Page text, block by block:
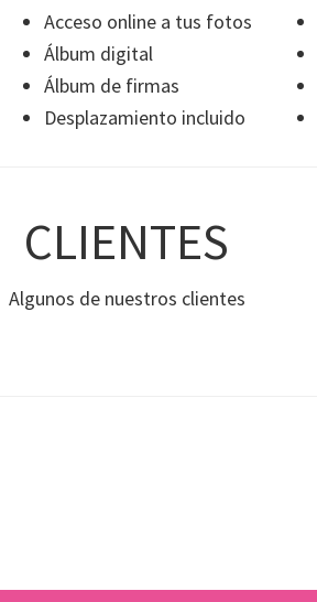
Acceso online a tus fotos
Álbum digital
Álbum de firmas
Desplazamiento incluido
CLIENTES
Algunos de nuestros clientes